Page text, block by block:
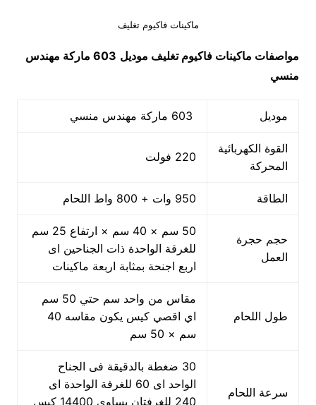
ماكينات فاكيوم تغليف
مواصفات ماكينات فاكيوم تغليف موديل
603 ماركة مهندس
منسي
موديل
القوة الكهربائية
المحركة
220 فولت
الطاقة 950 وات + 800 واط اللحام
حجم حجرة
العمل
50 سم × 40 سم × ارتفاع 25 سم
للغرقة الواحدة ذات الجناحين اى
اربع اجنحة بمثابة اربعة ماكينات
طول اللحام
مقاس من واحد سم حتي 50 سم
اي اقصي كيس يكون مقاسه 40
سم × 50 سم
سرعة اللحام
30 ضغطة بالدقيقة فى الجناح
الواحد اى 60 للغرفة الواحدة اى
240 للغرفتان يساوى 14400 كيس